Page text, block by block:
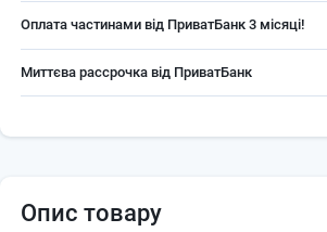
Оплата частинами від ПриватБанк 3 місяці!
Миттєва рассрочка від ПриватБанк
Опис товару